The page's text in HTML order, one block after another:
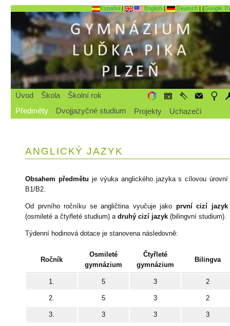
Español| English| Deutsch| (Google
Úvod Škola
Školní rok
Předměty
Dvojjazyčné studium Projekty Uchazeči
ANGLICKÝ JAZYK
Obsahem předmětu je výuka anglického jazyka s cílovou úrovní
B1/B2.
Od prvního ročníku se angličtina vyučuje jako první cizí jazyk
(osmileté a čtyřleté studium) adruhý cizí jazyk (bilingvní studium).
Týdenní hodinová dotace je stanovena následovně:
Ročník
Osmileté
gymnázium
Čtyřleté
gymnázium
Bilingva
1. 5 3 2
2. 5 3 2
3. 3 3 3